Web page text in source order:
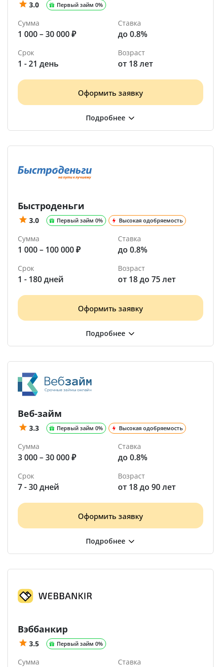
3.0 Первый займ 0%
Сумма
1 000 – 30 000 ₽
Ставка
до 0.8%
Срок
1 - 21 день
Возраст
от 18 лет
Оформить заявку
Быстроденьги
3.0 Первый займ 0% Высокая одобряемость
Сумма
1 000 – 100 000 ₽
Ставка
до 0.8%
Срок
1 - 180 дней
Возраст
от 18 до 75 лет
Оформить заявку
Веб-займ
3.3 Первый займ 0% Высокая одобряемость
Сумма
3 000 – 30 000 ₽
Ставка
до 0.8%
Срок
7 - 30 дней
Возраст
от 18 до 90 лет
Оформить заявку
Вэббанкир
3.5 Первый займ 0%
Сумма Ставка